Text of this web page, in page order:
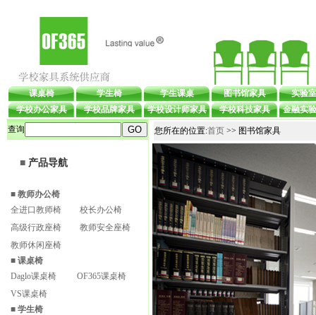
课桌椅 学生椅 学生课桌 图书馆家具
实验
学校办公家具
学校品牌家具 学校设计师家具 学校科技家具
金融实
查询
■ 产品导航
■ 教师办公椅
全进口教师椅
校长办公椅
高级行政座椅
教师安全座椅
教师休闲座椅
■ 课桌椅
Daglo课桌椅
OF365课桌椅
VS课桌椅
■ 学生椅
您所在的位置:首页>> 图书馆家具